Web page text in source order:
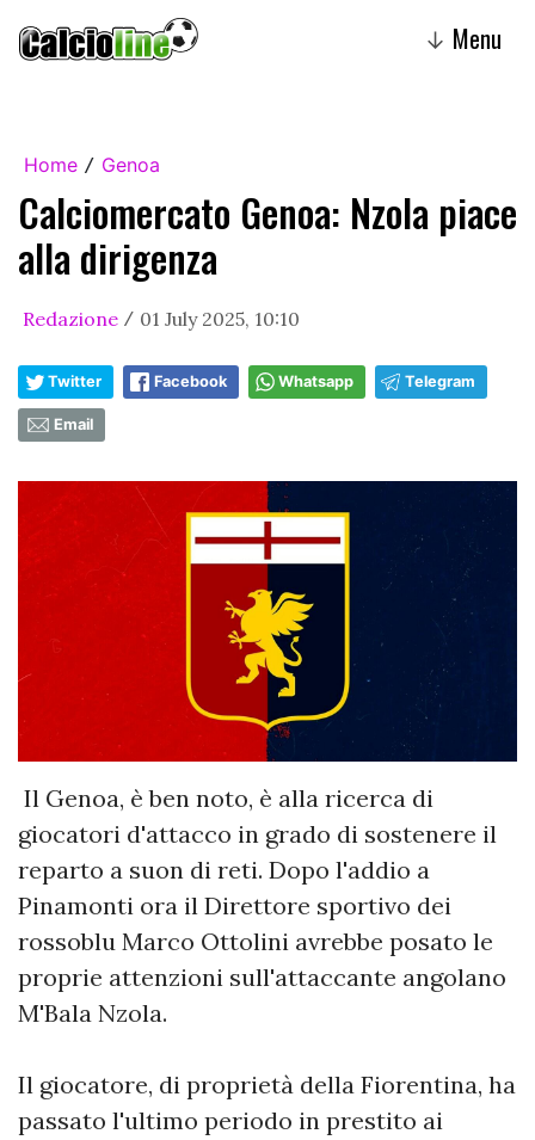
↓ Menu
Home / Genoa
Calciomercato Genoa: Nzola piace
alla dirigenza
Redazione / 01 July 2025, 10:10
Twitter Facebook Whatsapp Telegram
Email
Il Genoa, è ben noto, è alla ricerca di
giocatori d'attacco in grado di sostenere il
reparto a suon di reti. Dopo l'addio a
Pinamonti ora il Direttore sportivo dei
rossoblu Marco Ottolini avrebbe posato le
proprie attenzioni sull'attaccante angolano
M'Bala Nzola.
Il giocatore, di proprietà della Fiorentina, ha
passato l'ultimo periodo in prestito ai